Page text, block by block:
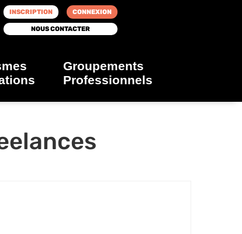
INSCRIPTION CONNEXION
NOUS CONTACTER
Groupements
Professionnels